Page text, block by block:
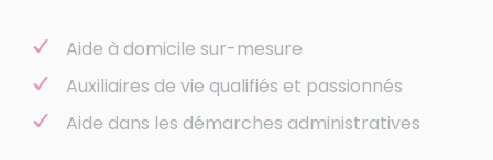
Aide à domicile sur-mesure
Auxiliaires de vie qualifiés et passionnés
Aide dans les démarches administratives